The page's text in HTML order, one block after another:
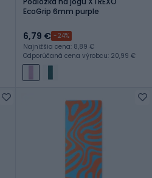
EcoGrip 6mm purple
6,79 € -24%
Najnižšia cena: 8,89 €
Odporúčaná cena výrobcu: 20,99 €